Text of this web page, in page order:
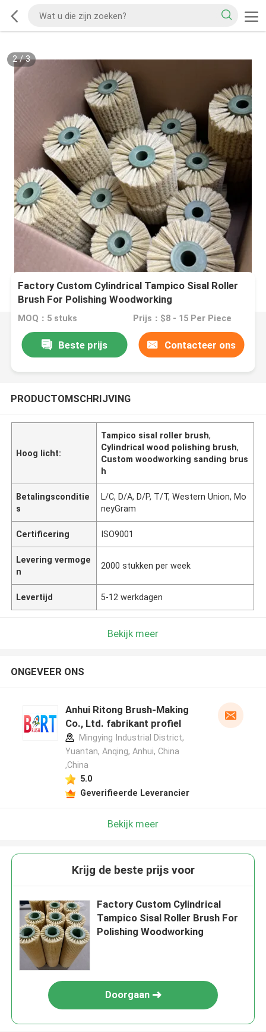
2/3
Factory Custom Cylindrical Tampico Sisal Roller
Brush For Polishing Woodworking
MOQ：5 stuks Prijs：$8 - 15 Per Piece
Beste prijs Contacteer ons
PRODUCTOMSCHRIJVING
Hoog licht:
Tampico sisal roller brush,
Cylindrical wood polishing brush,
Custom woodworking sanding brus
h
Betalingsconditie
s
L/C, D/A, D/P, T/T, Western Union, Mo
neyGram
Certificering ISO9001
Levering vermoge
n
2000 stukken per week
Levertijd 5-12 werkdagen
Bekijk meer
ONGEVEER ONS
Anhui Ritong Brush-Making
Co., Ltd. fabrikant profiel
Mingying Industrial District,
Yuantan, Anqing, Anhui, China
,China
5.0
Geverifieerde Leverancier
Bekijk meer
Krijg de beste prijs voor
Factory Custom Cylindrical
Tampico Sisal Roller Brush For
Polishing Woodworking
Doorgaan